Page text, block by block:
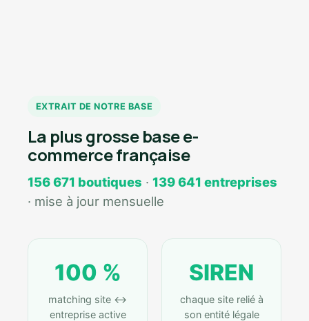
EXTRAIT DE NOTRE BASE
La plus grosse base e-
commerce française
156 671 boutiques · 139 641 entreprises
· mise à jour mensuelle
100 %
matching site ↔
entreprise active
SIREN
chaque site relié à
son entité légale